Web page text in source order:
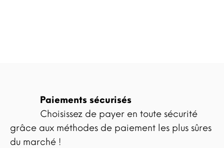
Paiements sécurisés
Choisissez de payer en toute sécurité
grâce aux méthodes de paiement les plus sûres
du marché !